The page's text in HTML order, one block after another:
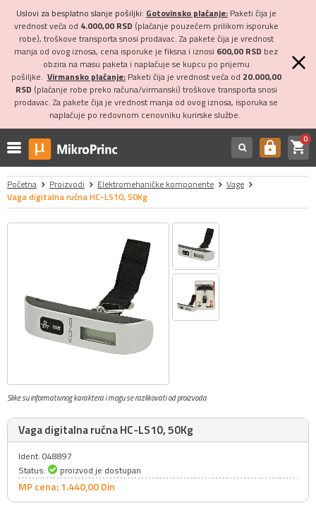
Uslovi za besplatno slanje pošiljki: Gotovinsko plaćanje:Paketi čija je
vrednost veća od 4.000,00 RSD (plaćanje pouzećem prilikom isporuke
robe), troškove transporta snosi prodavac. Za pakete čija je vrednost
manja od ovog iznosa, cena isporuke je fiksna i iznosi 600,00 RSD bez
obzira na masu paketa i naplaćuje se kupcu po prijemu
pošiljke. Virmansko plaćanje:Paketi čija je vrednost veća od 20.000,00
RSD (plaćanje robe preko računa/virmanski) troškove transporta snosi
prodavac. Za pakete čija je vrednost manja od ovog iznosa, isporuka se
naplaćuje po redovnom cenovniku kurirske službe.
https shopping_cart0
Početna Proizvodi Elektromehaničke komponente
Vage
Vaga digitalna ručna HC-LS10, 50Kg
Slike su informativnog karaktera i mogu se razlikovati od proizvoda
Vaga digitalna ručna HC-LS10, 50Kg
Ident: 048897
Status:
proizvod je dostupan
MP cena: 1.440,00Din